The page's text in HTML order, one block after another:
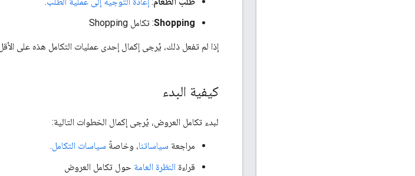
Shopping: تكامل Shopping
إذا لم تفعل ذلك، يُرجى إكمال إحدى عمليات التكامل هذه على
كيفية البدء
لبدء تكامل العروض، يُرجى إكمال الخطوات التالية:
مراجعة سياساتنا، وخاصةً سياسات التكامل.
قراءة النظرة العامة حول تكامل العروض